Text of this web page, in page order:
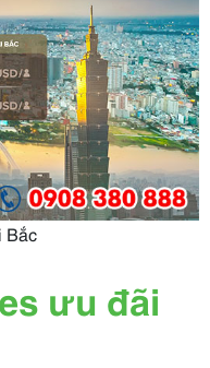
Bắc
ưu đãi